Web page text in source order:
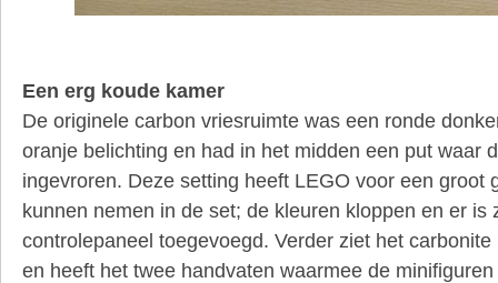
Een erg koude kamer
De originele carbon vriesruimte was een ronde
oranje belichting en had in het midden een put waar
ingevroren. Deze setting heeft LEGO voor een groot
kunnen nemen in de set; de kleuren kloppen en er is
controlepaneel toegevoegd. Verder ziet het
en heeft het twee handvaten waarmee de